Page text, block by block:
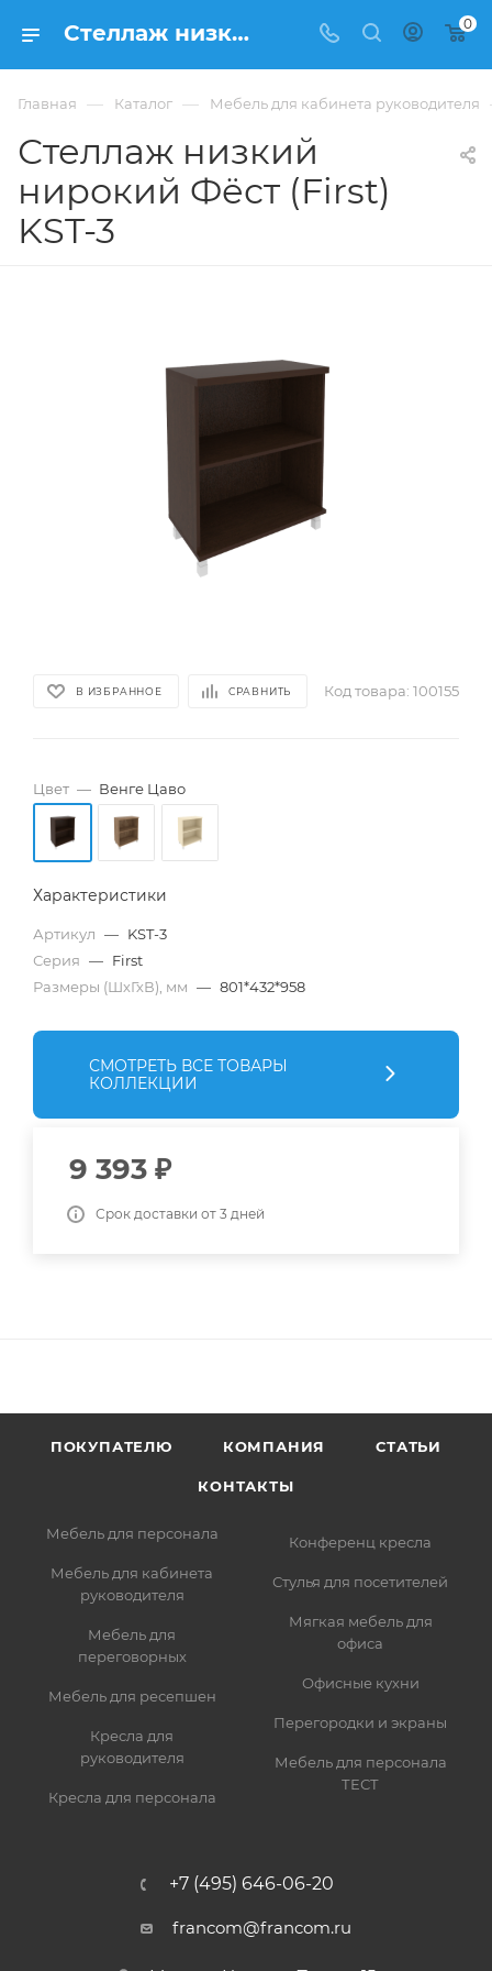
Стеллаж низкий нирокий Фёст (First) KST-3 купить в Москве, цена 9 393 ₽. - интернет-магазин ФРАНКОМ 0
Главная — Каталог — Мебель для кабинета руководителя
Стеллаж низкий
нирокий Фёст (First)
KST-3
В ИЗБРАННОЕ СРАВНИТЬ Код товара: 100155
Цвет — Венге Цаво
Характеристики
Артикул — KST-3
Серия — First
Размеры (ШхГхВ), мм — 801*432*958
СМОТРЕТЬ ВСЕ ТОВАРЫ
КОЛЛЕКЦИИ
9 393 ₽
Срок доставки от 3 дней
ПОКУПАТЕЛЮ КОМПАНИЯ СТАТЬИ
КОНТАКТЫ
Мебель для персонала
Мебель для кабинета
руководителя
Мебель для
переговорных
Мебель для ресепшен
Кресла для
руководителя
Кресла для персонала
Конференц кресла
Стулья для посетителей
Мягкая мебель для
офиса
Офисные кухни
Перегородки и экраны
Мебель для персонала
ТЕСТ
+7 (495) 646-06-20
francom@francom.ru